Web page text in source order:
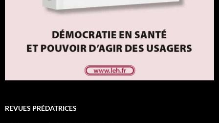
REVUES PRÉDATRICES